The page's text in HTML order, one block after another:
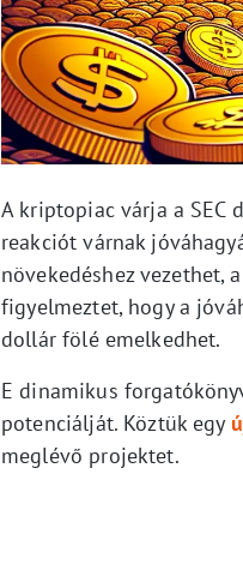
A kriptopiac várja a SEC
reakciót várnak
növekedéshez vezethet,
figyelmeztet, hogy a
dollár fölé emelkedhet.
E dinamikus
potenciálját. Köztük egy
meglévő projektet.